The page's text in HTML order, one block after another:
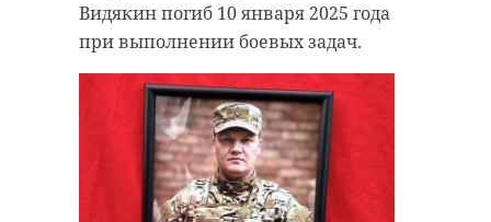
Видякин погиб 10 января 2025 года
при выполнении боевых задач.